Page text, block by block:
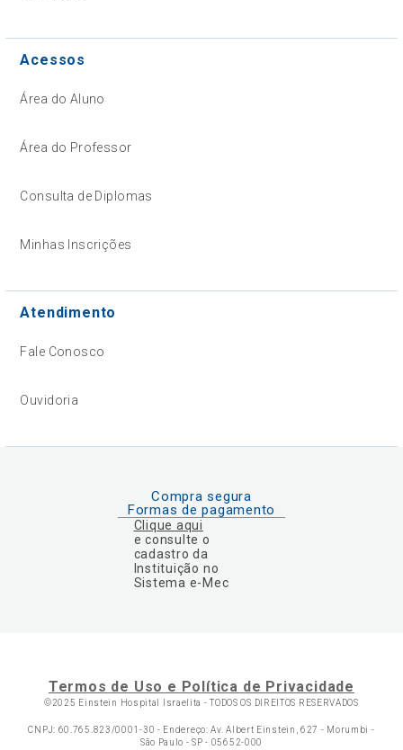
Acessos
Área do Aluno
Área do Professor
Consulta de Diplomas
Minhas Inscrições
Atendimento
Fale Conosco
Ouvidoria
Compra segura
Formas de pagamento
Clique aqui
e consulte o
cadastro da
Instituição no
Sistema e-Mec
Termos de Uso e Política de Privacidade
©2025 Einstein Hospital Israelita -TODOS OS DIREITOS RESERVADOS
CNPJ: 60.765.823/0001-30 - Endereço: Av. Albert Einstein, 627 - Morumbi -
São Paulo - SP - 05652-000